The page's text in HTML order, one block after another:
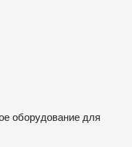
оборудование для